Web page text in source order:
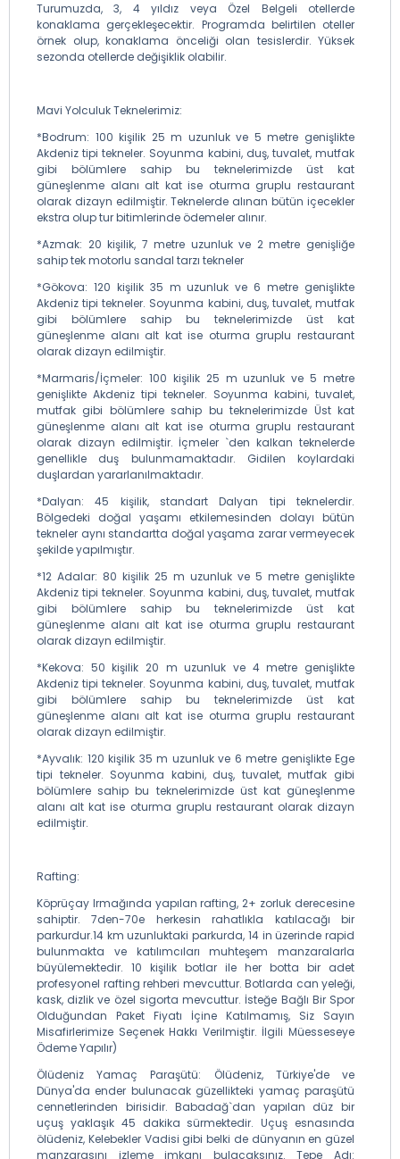
Turumuzda, 3, 4 yıldız veya Özel Belgeli otellerde
konaklama gerçekleşecektir. Programda belirtilen oteller
örnek olup, konaklama önceliği olan tesislerdir. Yüksek
sezonda otellerde değişiklik olabilir.
Mavi Yolculuk Teknelerimiz:
*Bodrum: 100 kişilik 25 m uzunluk ve 5 metre genişlikte
Akdeniz tipi tekneler. Soyunma kabini, duş, tuvalet, mutfak
gibi bölümlere sahip bu teknelerimizde üst kat
güneşlenme alanı alt kat ise oturma gruplu restaurant
olarak dizayn edilmiştir. Teknelerde alınan bütün içecekler
ekstra olup tur bitimlerinde ödemeler alınır.
*Azmak: 20 kişilik, 7 metre uzunluk ve 2 metre genişliğe
sahip tek motorlu sandal tarzı tekneler
*Gökova: 120 kişilik 35 m uzunluk ve 6 metre genişlikte
Akdeniz tipi tekneler. Soyunma kabini, duş, tuvalet, mutfak
gibi bölümlere sahip bu teknelerimizde üst kat
güneşlenme alanı alt kat ise oturma gruplu restaurant
olarak dizayn edilmiştir.
*Marmaris/İçmeler: 100 kişilik 25 m uzunluk ve 5 metre
genişlikte Akdeniz tipi tekneler. Soyunma kabini, tuvalet,
mutfak gibi bölümlere sahip bu teknelerimizde Üst kat
güneşlenme alanı alt kat ise oturma gruplu restaurant
olarak dizayn edilmiştir. İçmeler `den kalkan teknelerde
genellikle duş bulunmamaktadır. Gidilen koylardaki
duşlardan yararlanılmaktadır.
*Dalyan: 45 kişilik, standart Dalyan tipi teknelerdir.
Bölgedeki doğal yaşamı etkilemesinden dolayı bütün
tekneler aynı standartta doğal yaşama zarar vermeyecek
şekilde yapılmıştır.
*12 Adalar: 80 kişilik 25 m uzunluk ve 5 metre genişlikte
Akdeniz tipi tekneler. Soyunma kabini, duş, tuvalet, mutfak
gibi bölümlere sahip bu teknelerimizde üst kat
güneşlenme alanı alt kat ise oturma gruplu restaurant
olarak dizayn edilmiştir.
*Kekova: 50 kişilik 20 m uzunluk ve 4 metre genişlikte
Akdeniz tipi tekneler. Soyunma kabini, duş, tuvalet, mutfak
gibi bölümlere sahip bu teknelerimizde üst kat
güneşlenme alanı alt kat ise oturma gruplu restaurant
olarak dizayn edilmiştir.
*Ayvalık: 120 kişilik 35 m uzunluk ve 6 metre genişlikte Ege
tipi tekneler. Soyunma kabini, duş, tuvalet, mutfak gibi
bölümlere sahip bu teknelerimizde üst kat güneşlenme
alanı alt kat ise oturma gruplu restaurant olarak dizayn
edilmiştir.
Rafting:
Köprüçay Irmağında yapılan rafting, 2+ zorluk derecesine
sahiptir. 7den-70e herkesin rahatlıkla katılacağı bir
parkurdur.14 km uzunluktaki parkurda, 14 in üzerinde rapid
bulunmakta ve katılımcıları muhteşem manzaralarla
büyülemektedir. 10 kişilik botlar ile her botta bir adet
profesyonel rafting rehberi mevcuttur. Botlarda can yeleği,
kask, dizlik ve özel sigorta mevcuttur. İsteğe Bağlı Bir Spor
Olduğundan Paket Fiyatı İçine Katılmamış, Siz Sayın
Misafirlerimize Seçenek Hakkı Verilmiştir. İlgili Müesseseye
Ödeme Yapılır)
Ölüdeniz Yamaç Paraşütü: Ölüdeniz, Türkiye'de ve
Dünya'da ender bulunacak güzellikteki yamaç paraşütü
cennetlerinden birisidir. Babadağ`dan yapılan düz bir
uçuş yaklaşık 45 dakika sürmektedir. Uçuş esnasında
ölüdeniz, Kelebekler Vadisi gibi belki de dünyanın en güzel
manzarasını izleme imkanı bulacaksınız. Tepe Adı: